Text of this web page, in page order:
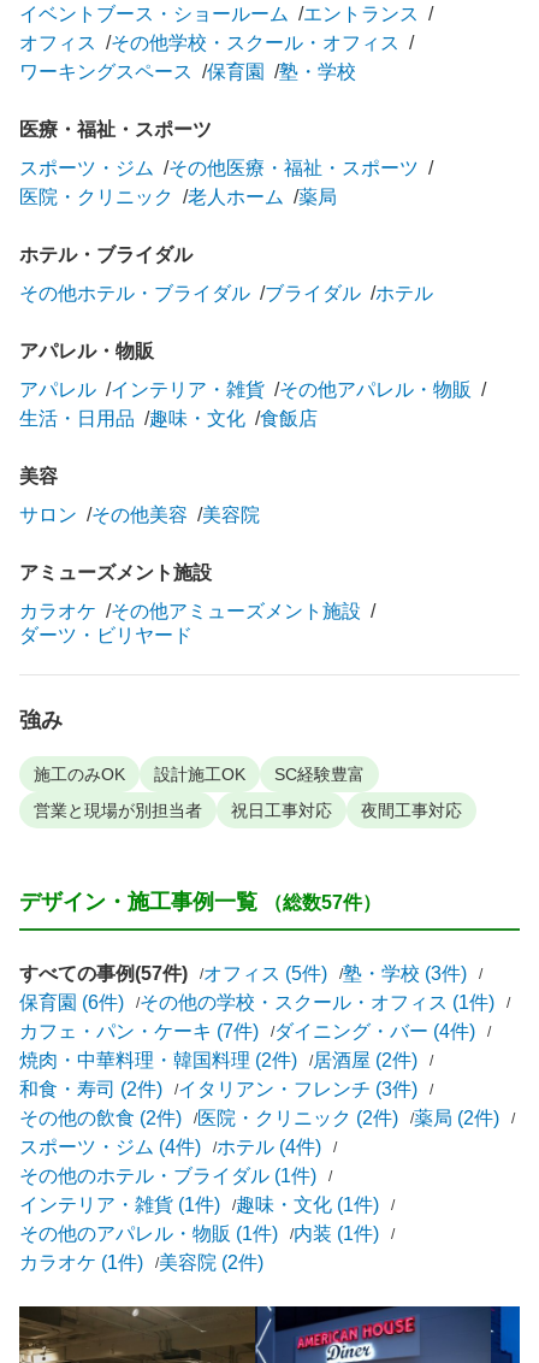
イベントブース・ショールーム
エントランス
オフィス
その他学校・スクール・オフィス
ワーキングスペース
保育園 塾・学校
医療・福祉・スポーツ
スポーツ・ジム
その他医療・福祉・スポーツ
医院・クリニック
老人ホーム 薬局
ホテル・ブライダル
その他ホテル・ブライダル
ブライダル ホテル
アパレル・物販
アパレル
インテリア・雑貨
その他アパレル・物販
生活・日用品
趣味・文化 食飯店
美容
サロン
その他美容 美容院
アミューズメント施設
カラオケ
その他アミューズメント施設
ダーツ・ビリヤード
強み
施工のみOK 設計施工OK
SC経験豊富
営業と現場が別担当者
祝日工事対応 夜間工事対応
デザイン・施工事例一覧 （総数57件）
すべての事例(57件) オフィス (5件)
塾・学校 (3件)
保育園 (6件)
その他の学校・スクール・オフィス (1件)
カフェ・パン・ケーキ (7件)
ダイニング・バー (4件)
焼肉・中華料理・韓国料理 (2件)
居酒屋 (2件)
和食・寿司 (2件)
イタリアン・フレンチ (3件)
その他の飲食 (2件)
医院・クリニック (2件)
薬局 (2件)
スポーツ・ジム (4件)
ホテル (4件)
その他のホテル・ブライダル (1件)
インテリア・雑貨 (1件)
趣味・文化 (1件)
その他のアパレル・物販 (1件)
内装 (1件)
カラオケ (1件)
美容院 (2件)